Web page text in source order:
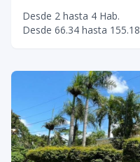
Desde 2 hasta 4 Hab.
Desde 66.34 hasta 155.18